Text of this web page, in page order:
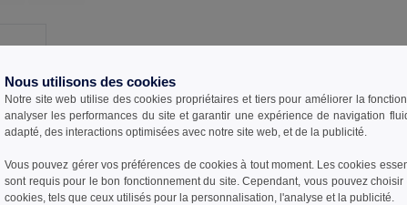
Nous utilisons des cookies
Notre site web utilise des cookies propriétaires et tiers pour améliorer la
analyser les performances du site et garantir une expérience de navigation
adapté, des interactions optimisées avec notre site web, et de la publicité.
Vous pouvez gérer vos préférences de cookies à tout moment. Les cookies
sont requis pour le bon fonctionnement du site. Cependant, vous pouvez
cookies, tels que ceux utilisés pour la personnalisation, l'analyse et la publicité.